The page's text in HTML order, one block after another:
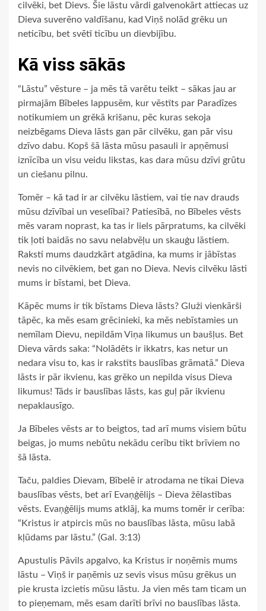
cilvēki, bet Dievs. Šie lāstu vārdi galvenokārt attiecas uz
Dieva suverēno valdīšanu, kad Viņš nolād grēku un
neticību, bet svētī ticību un dievbijību.
Kā viss sākās
“Lāstu” vēsture – ja mēs tā varētu teikt – sākas jau ar
pirmajām Bībeles lappusēm, kur vēstīts par Paradīzes
notikumiem un grēkā krišanu, pēc kuras sekoja
neizbēgams Dieva lāsts gan pār cilvēku, gan pār visu
dzīvo dabu. Kopš šā lāsta mūsu pasauli ir apņēmusi
iznīcība un visu veidu likstas, kas dara mūsu dzīvi grūtu
un ciešanu pilnu.
Tomēr – kā tad ir ar cilvēku lāstiem, vai tie nav drauds
mūsu dzīvībai un veselībai? Patiesībā, no Bībeles vēsts
mēs varam noprast, ka tas ir liels pārpratums, ka cilvēki
tik ļoti baidās no savu nelabvēļu un skauģu lāstiem.
Raksti mums daudzkārt atgādina, ka mums ir jābīstas
nevis no cilvēkiem, bet gan no Dieva. Nevis cilvēku lāsti
mums ir bīstami, bet Dieva.
Kāpēc mums ir tik bīstams Dieva lāsts? Gluži vienkārši
tāpēc, ka mēs esam grēcinieki, ka mēs nebīstamies un
nemīlam Dievu, nepildām Viņa likumus un baušļus. Bet
Dieva vārds saka: “Nolādēts ir ikkatrs, kas netur un
nedara visu to, kas ir rakstīts bauslības grāmatā.” Dieva
lāsts ir pār ikvienu, kas grēko un nepilda visus Dieva
likumus! Tāds ir bauslības lāsts, kas guļ pār ikvienu
nepaklausīgo.
Ja Bībeles vēsts ar to beigtos, tad arī mums visiem būtu
beigas, jo mums nebūtu nekādu cerību tikt brīviem no
šā lāsta.
Taču, paldies Dievam, Bībelē ir atrodama ne tikai Dieva
bauslības vēsts, bet arī Evaņģēlijs – Dieva žēlastības
vēsts. Evaņģēlijs mums atklāj, ka mums tomēr ir cerība:
“Kristus ir atpircis mūs no bauslības lāsta, mūsu labā
kļūdams par lāstu.” (Gal. 3:13)
Apustulis Pāvils apgalvo, ka Kristus ir noņēmis mums
lāstu – Viņš ir paņēmis uz sevis visus mūsu grēkus un
pie krusta izcietis mūsu lāstu. Ja vien mēs tam ticam un
to pieņemam, mēs esam darīti brīvi no bauslības lāsta.